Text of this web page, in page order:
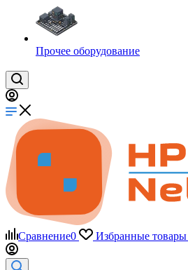
Прочее оборудование
Сравнение0 Избранные товары